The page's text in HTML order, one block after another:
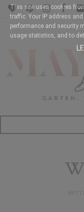
This site uses cookies
traffic. Your IP address
performance and security
usage statistics, and to